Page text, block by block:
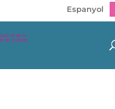
Espanyol